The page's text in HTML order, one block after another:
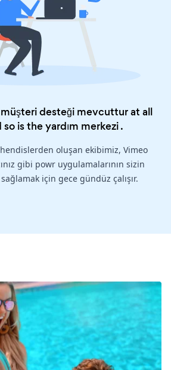
desteği mevcuttur at all
so is theyardım merkezi.
oluşan ekibimiz, Vimeo
gibi powr uygulamalarının sizin
sağlamak için gece gündüz çalışır.